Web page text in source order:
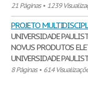
21 Páginas• 1239
PROJETO
UNIVERSIDADE
NOVUS PRODUTOS
UNIVERSIDADE
8 Páginas• 614